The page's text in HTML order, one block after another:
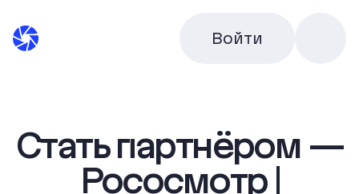
Войти
Стать партнёром —
Рососмотр |